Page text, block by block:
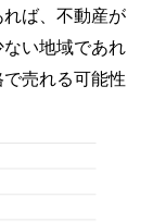
ば、不動産が
い地域であれ
売れる可能性